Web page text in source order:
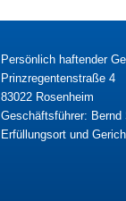
Persönlich haftender
Prinzregentenstraße 4
83022 Rosenheim
Geschäftsführer: Bernd
Erfüllungsort und